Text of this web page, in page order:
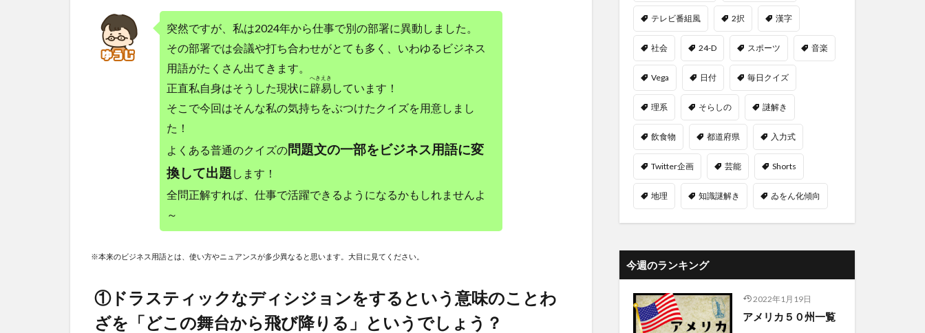
突然ですが、私は2024年から仕事で別の部署に異動しました。
その部署では会議や打ち合わせがとても多く、いわゆるビジネス
用語がたくさん出てきます。
正直私自身はそうした現状に辟易
へきえき
しています！
そこで今回はそんな私の気持ちをぶつけたクイズを用意しまし
た！
よくある普通のクイズの問題文の一部をビジネス用語に変
換して出題 します！
全問正解すれば、仕事で活躍できるようになるかもしれませんよ
～
※本来のビジネス用語とは、使い方やニュアンスが多少異なると思います。大目に見てください。
①ドラスティックなディシジョンをするという意味のことわ
ざを「どこの舞台から飛び降りる」というでしょう？
テレビ番組風 2択 漢字
社会 24-D スポーツ 音楽
Vega 日付 毎日クイズ
理系 そらしの 謎解き
飲食物 都道府県 入力式
Twitter企画 芸能 Shorts
地理 知識謎解き ゐをん化傾向
今週のランキング
2022年1月19日
アメリカ５０州一覧